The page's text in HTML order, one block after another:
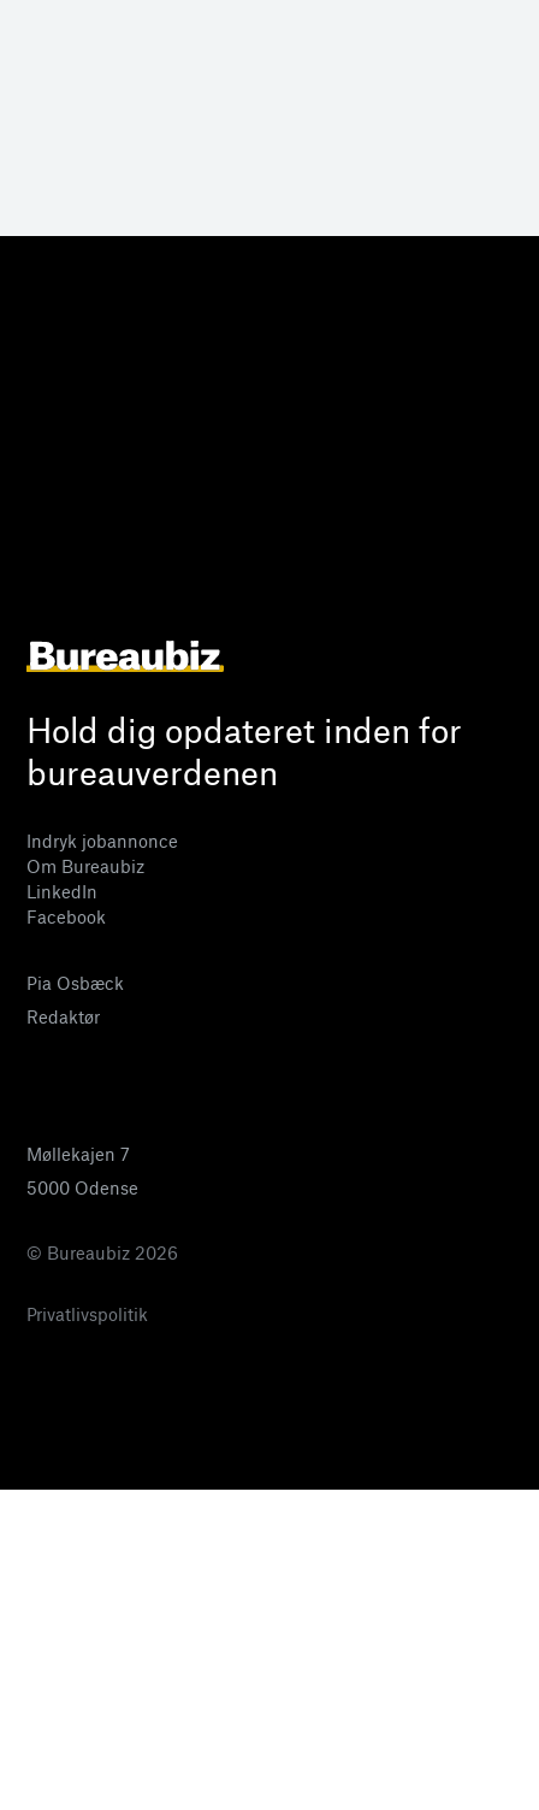
Hold dig opdateret inden for
bureauverdenen
Indryk jobannonce
Om Bureaubiz
LinkedIn
Facebook
Pia Osbæck
Redaktør
Møllekajen 7
5000 Odense
© Bureaubiz 2026
Privatlivspolitik